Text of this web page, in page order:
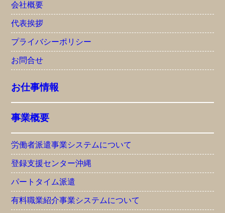
会社概要
代表挨拶
プライバシーポリシー
お問合せ
お仕事情報
事業概要
労働者派遣事業システムについて
登録支援センター沖縄
パートタイム派遣
有料職業紹介事業システムについて